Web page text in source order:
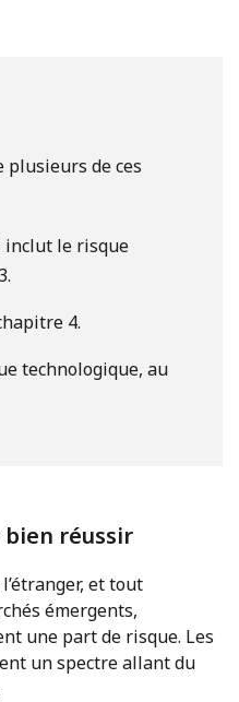
plusieurs de ces
inclut le risque
4.
technologique, au
bien réussir
et tout
émergents,
une part de risque. Les
un spectre allant du